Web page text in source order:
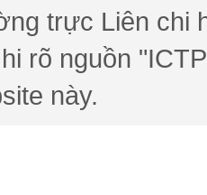
trực Liên chi
rõ nguồn
này.